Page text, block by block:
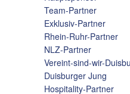
Team-Partner
Exklusiv-Partner
Rhein-Ruhr-Partner
NLZ-Partner
Vereint-sind-wir-
Duisburger Jung
Hospitality-Partner